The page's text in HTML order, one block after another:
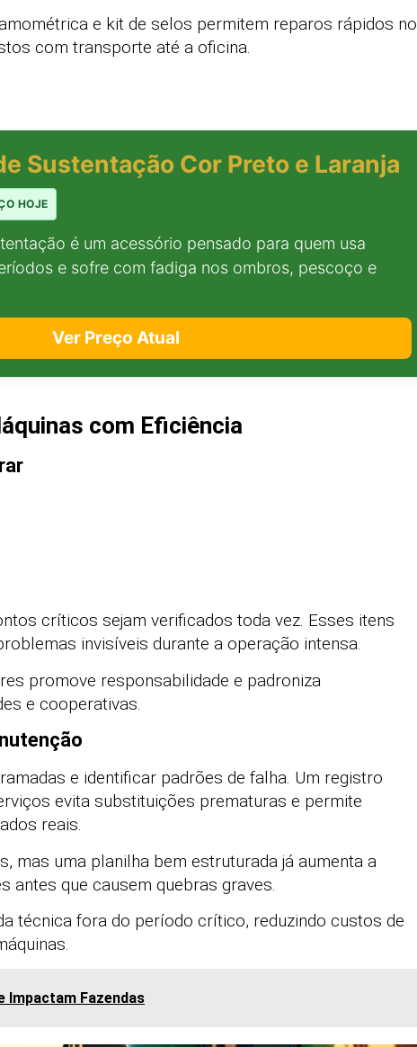
e kit de selos permitem reparos rápidos no
com transporte até a oficina.
Sustentação Cor Preto e Laranja
HOJE
é um acessório pensado para quem usa
e sofre com fadiga nos ombros, pescoço e
Ver Preço Atual
com Eficiência
críticos sejam verificados toda vez. Esses itens
invisíveis durante a operação intensa.
promove responsabilidade e padroniza
e cooperativas.
e identificar padrões de falha. Um registro
evita substituições prematuras e permite
reais.
mas uma planilha bem estruturada já aumenta a
antes que causem quebras graves.
técnica fora do período crítico, reduzindo custos de
Impactam Fazendas